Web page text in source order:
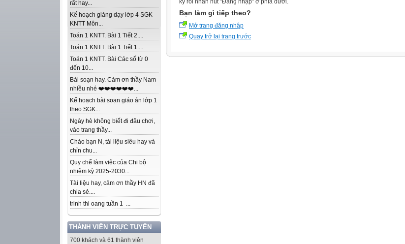
rất hay...
Kế hoạch giảng dạy lớp 4 SGK -
KNTT Môn...
Toán 1 KNTT. Bài 1 Tiết 2....
Toán 1 KNTT. Bài 1 Tiết 1....
Toán 1 KNTT. Bài Các số từ 0
đến 10...
Bài soạn hay. Cảm ơn thầy Nam
nhiều nhé ❤️❤️❤️❤️❤️❤️...
Kế hoạch bài soạn giáo án lớp 1
theo SGK...
Ngày hè không biết đi đâu chơi,
vào trang thầy...
Chào bạn N, tài liệu siêu hay và
chỉn chu...
Quy chế làm việc của Chi bộ
nhiệm kỳ 2025-2030...
Tài liệu hay, cảm ơn thầy HN đã
chia sẻ....
trinh thi oang tuần 1 ...
THÀNH VIÊN TRỰC TUYẾN
700 khách và 61 thành viên
ký rồi nhấn nút "Đăng nhập" ở phía dưới.
Bạn làm gì tiếp theo?
Mở trang đăng nhập
Quay trở lại trang trước